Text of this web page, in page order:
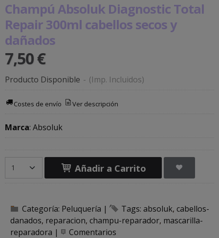
Champú Absoluk Diagnostic Total
Repair 300ml cabellos secos y
dañados
7,50 €
Producto Disponible - (Imp. Incluidos)
Costes de envío Ver descripción
Marca: Absoluk
Añadir a Carrito
Categoría: Peluquería | Tags: absoluk cabellos-
danados reparacion champu-reparador mascarilla-
reparadora | Comentarios